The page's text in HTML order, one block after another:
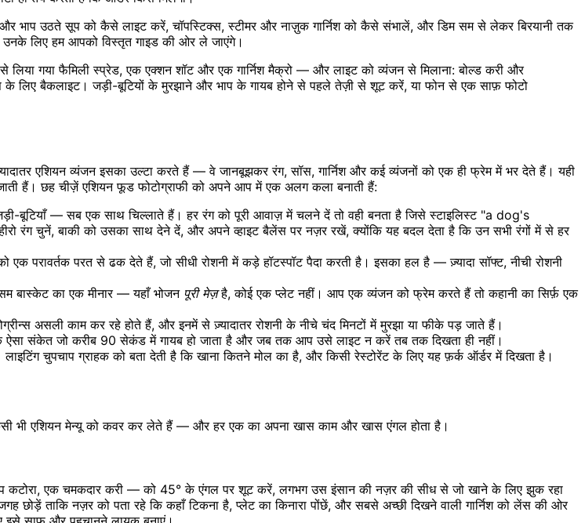
भाप उठते सूप को कैसे लाइट करें, चॉपस्टिक्स, स्टीमर और नाज़ुक गार्निश को कैसे संभालें, और डिम सम से लेकर बिरयानी तक
लिए हम आपको विस्तृत गाइड की ओर ले जाएंगे।
गया फैमिली स्प्रेड, एक एक्शन शॉट और एक गार्निश मैक्रो — और लाइट को व्यंजन से मिलाना: बोल्ड करी और
के लिए बैकलाइट। जड़ी-बूटियों के मुरझाने और भाप के गायब होने से पहले तेज़ी से शूट करें, या फोन से एक साफ़ फोटो
एशियन व्यंजन इसका उल्टा करते हैं — वे जानबूझकर रंग, सॉस, गार्निश और कई व्यंजनों को एक ही फ्रेम में भर देते हैं। यही
हैं। छह चीज़ें एशियन फूड फोटोग्राफी को अपने आप में एक अलग कला बनाती हैं:
बूटियाँ — सब एक साथ चिल्लाते हैं। हर रंग को पूरी आवाज़ में चलने दें तो वही बनता है जिसे स्टाइलिस्ट "a dog's
रंग चुनें, बाकी को उसका साथ देने दें, और अपने व्हाइट बैलेंस पर नज़र रखें, क्योंकि यह बदल देता है कि उन सभी रंगों में से हर
एक परावर्तक परत से ढक देते हैं, जो सीधी रोशनी में कड़े हॉटस्पॉट पैदा करती है। इसका हल है — ज़्यादा सॉफ्ट, नीची रोशनी
बास्केट का एक मीनार — यहाँ भोजन पूरी मेज़है, कोई एक प्लेट नहीं। आप एक व्यंजन को फ्रेम करते हैं तो कहानी का सिर्फ़ एक
असली काम कर रहे होते हैं, और इनमें से ज़्यादातर रोशनी के नीचे चंद मिनटों में मुरझा या फीके पड़ जाते हैं।
संकेत जो करीब 90 सेकंड में गायब हो जाता है और जब तक आप उसे लाइट न करें तब तक दिखता ही नहीं।
चुपचाप ग्राहक को बता देती है कि खाना कितने मोल का है, और किसी रेस्टोरेंट के लिए यह फ़र्क ऑर्डर में दिखता है।
भी एशियन मेन्यू को कवर कर लेते हैं — और हर एक का अपना खास काम और खास एंगल होता है।
कटोरा, एक चमकदार करी — को 45° के एंगल पर शूट करें, लगभग उस इंसान की नज़र की सीध से जो खाने के लिए झुक रहा
छोड़ें ताकि नज़र को पता रहे कि कहाँ टिकना है, प्लेट का किनारा पोंछें, और सबसे अच्छी दिखने वाली गार्निश को लेंस की ओर